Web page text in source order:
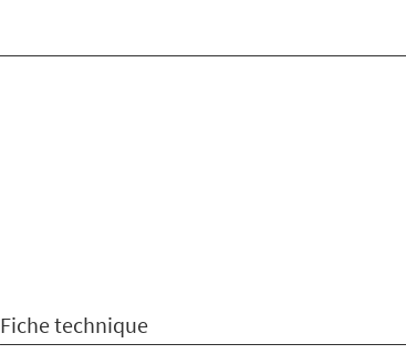
Fiche technique